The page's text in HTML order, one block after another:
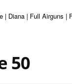
| Full Airguns |
50